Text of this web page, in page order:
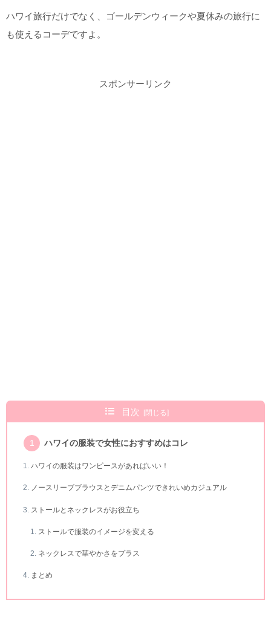
ハワイ旅行だけでなく、ゴールデンウィークや夏休みの旅行に
も使えるコーデですよ。
スポンサーリンク
目次
ハワイの服装で女性におすすめはコレ
ハワイの服装はワンピースがあればいい！
ノースリーブブラウスとデニムパンツできれいめカジュアル
ストールとネックレスがお役立ち
ストールで服装のイメージを変える
ネックレスで華やかさをプラス
まとめ